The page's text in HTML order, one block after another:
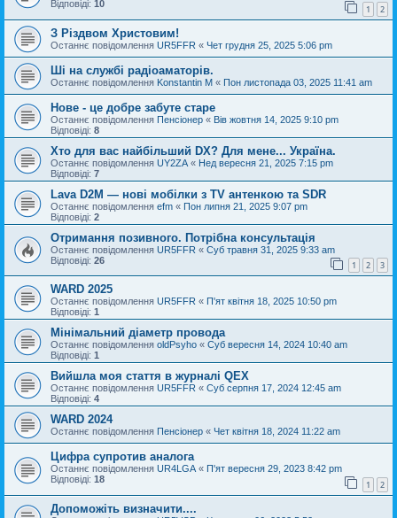
Відповіді: 10 1 2
З Різдвом Христовим!
Останнє повідомлення UR5FFR « Чет грудня 25, 2025 5:06 pm
Ші на службі радіоаматорів.
Останнє повідомлення Konstantin M « Пон листопада 03, 2025 11:41 am
Нове - це добре забуте старе
Останнє повідомлення Пенсіонер « Вів жовтня 14, 2025 9:10 pm
Відповіді: 8
Хто для вас найбільший DX? Для мене... Україна.
Останнє повідомлення UY2ZA « Нед вересня 21, 2025 7:15 pm
Відповіді: 7
Lava D2M — нові мобілки з TV антенкою та SDR
Останнє повідомлення efm « Пон липня 21, 2025 9:07 pm
Відповіді: 2
Отримання позивного. Потрібна консультація
Останнє повідомлення UR5FFR « Суб травня 31, 2025 9:33 am
Відповіді: 26 1 2 3
WARD 2025
Останнє повідомлення UR5FFR « П'ят квітня 18, 2025 10:50 pm
Відповіді: 1
Мінімальний діаметр провода
Останнє повідомлення oldPsyho « Суб вересня 14, 2024 10:40 am
Відповіді: 1
Вийшла моя стаття в журналі QEX
Останнє повідомлення UR5FFR « Суб серпня 17, 2024 12:45 am
Відповіді: 4
WARD 2024
Останнє повідомлення Пенсіонер « Чет квітня 18, 2024 11:22 am
Цифра супротив аналога
Останнє повідомлення UR4LGA « П'ят вересня 29, 2023 8:42 pm
Відповіді: 18 1 2
Допоможіть визначити....